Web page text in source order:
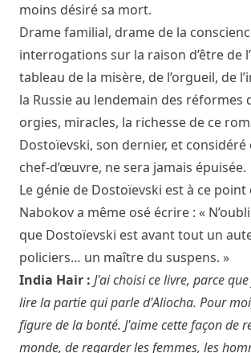
moins désiré sa mort.
Drame familial, drame de la
interrogations sur la raison d’être de
tableau de la misère, de l’orgueil, de
la Russie au lendemain des réformes
orgies, miracles, la richesse de ce
Dostoïevski, son dernier, et considéré
chef-d’œuvre, ne sera jamais épuisée.
Le génie de Dostoïevski est à ce
Nabokov a même osé écrire : «
que Dostoïevski est avant tout un
policiers… un maître du suspens. »
India Hair : J'ai choisi ce livre, parce
lire la partie qui parle d'Aliocha. Pour
figure de la bonté. J'aime cette façon de
monde, de regarder les femmes, les